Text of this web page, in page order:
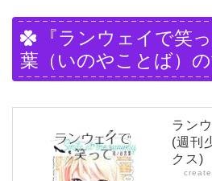
『ランウェイで笑
葉（いのやことば）
ラン
(週刊
クス)